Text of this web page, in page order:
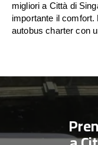
migliori a Città di
importante il
autobus charter con